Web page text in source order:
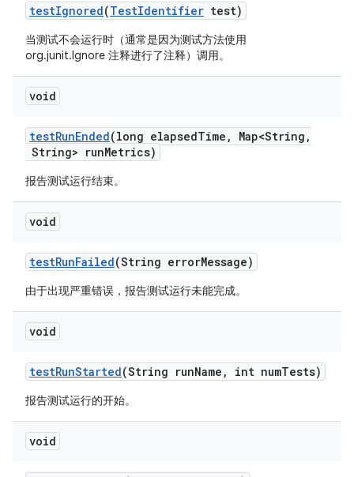
testIgnored(TestIdentifier test)
当测试不会运行时（通常是因为测试方法使用
org.junit.Ignore 注释进行了注释）调用。
void
testRunEnded(long elapsedTime , Map<String ,
String> runMetrics)
报告测试运行结束。
void
testRunFailed(String errorMessage)
由于出现严重错误，报告测试运行未能完成。
void
testRunStarted(String runName , int numTests)
报告测试运行的开始。
void